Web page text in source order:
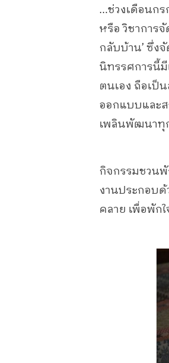
…ช่วงเดือนกร
หรือ วิชาการจั
กลับบ้าน’ ซึ่ง
นิทรรศการนี้มี
ตนเอง ถือเป็
ออกแบบและ
เพลินพัฒนาทุ
กิจกรรมชวน
งานประกอบด้
คลาย เพื่อพัก